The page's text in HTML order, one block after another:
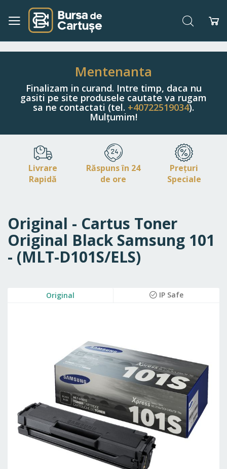
Navigați
Conținut
Căutare
Mentenanta
Finalizam in curand. Intre timp, daca nu
gasiti pe site produsele cautate va rugam
sa ne contactati (tel. +40722519034).
Mulțumim!
Livrare
Rapidă
Răspuns în 24
de ore
Prețuri
Speciale
Original - Cartus Toner
Original Black Samsung 101
- (MLT-D101S/ELS)
Original IP Safe